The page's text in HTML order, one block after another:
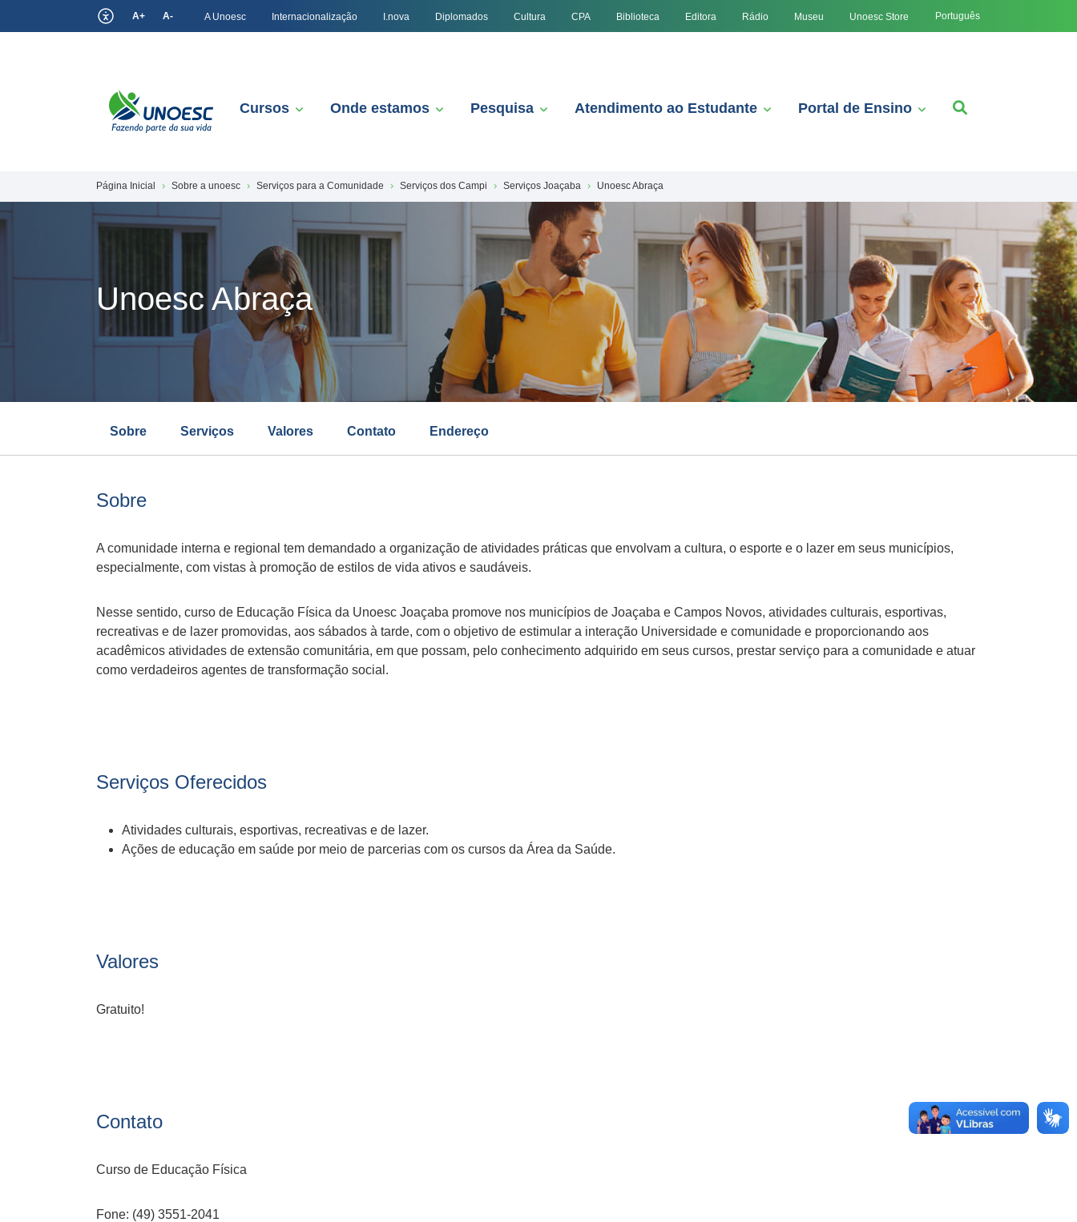
A+ A- A Unoesc Internacionalização I.nova Diplomados Cultura CPA Biblioteca Editora Rádio Museu Unoesc Store Português
Cursos Onde estamos Pesquisa Atendimento ao Estudante Portal de Ensino
Página Inicial Sobre a unoesc Serviços para a Comunidade Serviços dos Campi Serviços Joaçaba Unoesc Abraça
Unoesc Abraça
Sobre Serviços Valores Contato Endereço
Sobre
A comunidade interna e regional tem demandado a organização de atividades práticas que envolvam a cultura, o esporte e o lazer em seus municípios,
especialmente, com vistas à promoção de estilos de vida ativos e saudáveis.
Nesse sentido, curso de Educação Física da Unoesc Joaçaba promove nos municípios de Joaçaba e Campos Novos, atividades culturais, esportivas,
recreativas e de lazer promovidas, aos sábados à tarde, com o objetivo de estimular a interação Universidade e comunidade e proporcionando aos
acadêmicos atividades de extensão comunitária, em que possam, pelo conhecimento adquirido em seus cursos, prestar serviço para a comunidade e atuar
como verdadeiros agentes de transformação social.
Serviços Oferecidos
Atividades culturais, esportivas, recreativas e de lazer.
Ações de educação em saúde por meio de parcerias com os cursos da Área da Saúde.
Valores
Gratuito!
Contato
Curso de Educação Física
Fone: (49) 3551-2041